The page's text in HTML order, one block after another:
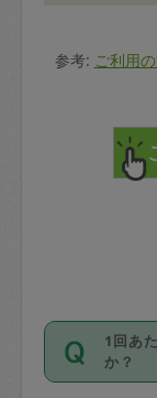
参考: ご利用
1回あ
か？